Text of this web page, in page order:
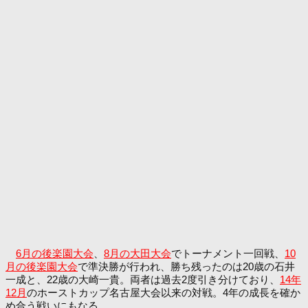
6月の後楽園大会 8月の大田大会でトーナメント一回戦、 10
月の後楽園大会で準決勝が行われ、勝ち残ったのは20歳の石井
一成と、22歳の大崎一貴。両者は過去2度引き分けており、 14年
12月のホーストカップ名古屋大会以来の対戦。4年の成長を確か
め合う戦いにもなる。